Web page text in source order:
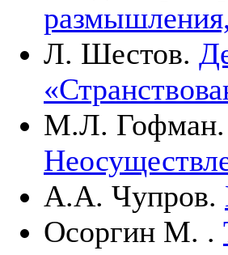
Л. Шестов.
М.Л. Гофман.
А.А. Чупров.
Осоргин М. .